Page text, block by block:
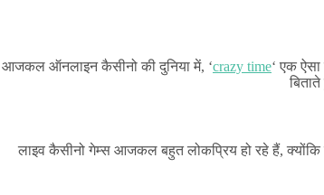
आजकल ऑनलाइन कैसीनो की दुनिया में, ‘crazy time‘ एक
लाइव कैसीनो गेम्स आजकल बहुत लोकप्रिय हो रहे हैं,